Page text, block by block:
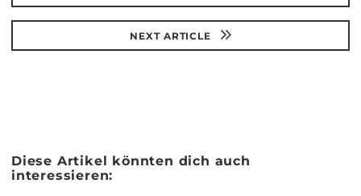
NEXT ARTICLE
Diese Artikel könnten dich auch
interessieren: